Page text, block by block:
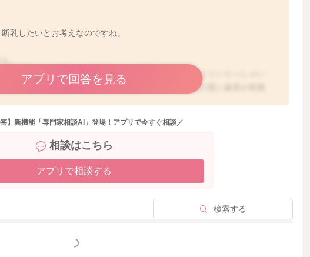
乳したいとお考えなのですね。
かったりすると、授乳の際に乳首を噛むお子さんはよくいらっしゃい
ものといけないものの区別ができないために、授乳の度に歯茎が刺激
るのは難しい場合もありますが、歯が痒い場合には、歯固めなどを渡
り、表情や声などで、噛まれることが本当に嫌だということをお伝え
さいながらに理解されていくかと思います。
やめていただいてもいいですよ。私はおっぱいを噛まれた時にはそう
いがもらえないことで、最初は泣くかと思いますが、噛まれたら泣い
いきます。
。鼻呼吸ができなくなるので、お口を離してくれます。また、噛まれて
くことで、次第におっぱいの分泌は減ってくると思います。もし、搾
アプリで回答を見る
】新機能「専門家相談AI」登場！アプリで今すぐ相談／
相談はこちら
アプリで相談する
検索する
もっと見る